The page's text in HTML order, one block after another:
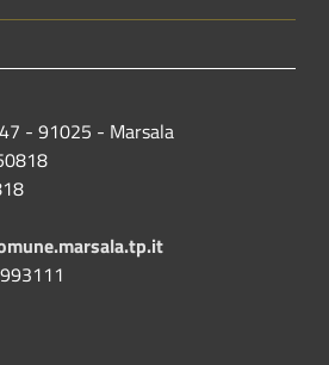
- 91025 - Marsala